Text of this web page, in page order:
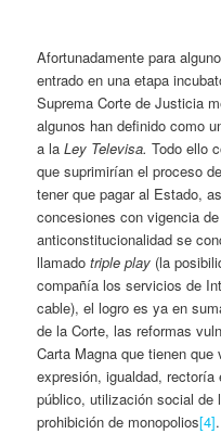
Afortunadamente para
entrado en una etapa
Suprema Corte de Justicia
algunos han definido como
a laLey Televisa. Todo ello
que suprimirían el proceso
tener que pagar al Estado,
concesiones con vigencia
anticonstitucionalidad se
llamadotriple play (la
compañía los servicios de
cable), el logro es ya en
de la Corte, las reformas
Carta Magna que tienen
expresión, igualdad,
público, utilización social de
prohibición de monopolios[4].